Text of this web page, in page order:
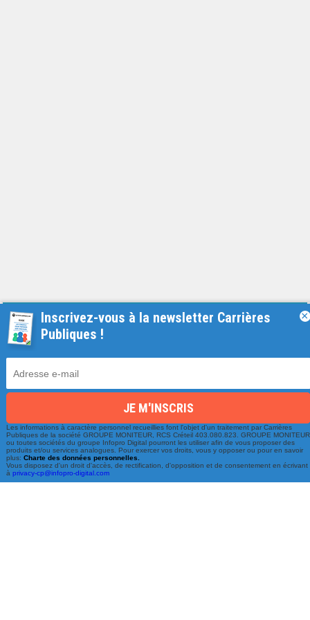
Une équipe à votre écoute
info@carrieres-publiques.com
Inscrivez-vous à la newsletter Carrières
Publiques !
Les informations à caractère personnel recueillies font l'objet d'un traitement par Carrières
Publiques de la société GROUPE MONITEUR, RCS Créteil 403.080.823. GROUPE MONITEUR
ou toutes sociétés du groupe Infopro Digital pourront les utiliser afin de vous proposer des
produits et/ou services analogues. Pour exercer vos droits, vous y opposer ou pour en savoir
plus:Charte des données personnelles.
Vous disposez d'un droit d'accès, de rectification, d'opposition et de consentement en écrivant
àprivacy-cp@infopro-digital.com
×